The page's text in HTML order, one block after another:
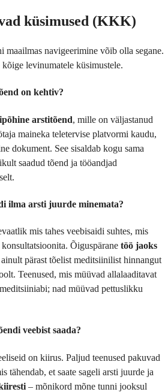
küsimused (KKK)
maailmas navigeerimine võib olla segane.
levinumatele küsimustele.
on kehtiv?
arstitõend, mille on väljastanud
maineka teletervise platvormi kaudu,
dokument. See sisaldab kogu sama
saadud tõend ja tööandjad
ilma arsti juurde minemata?
mis tahes veebisaidi suhtes, mis
Õiguspärane töö jaoks
ainult pärast tõelist meditsiinilist hinnangut
Teenused, mis müüvad allalaaditavat
nad müüvad pettuslikku
veebist saada?
on kiirus. Paljud teenused pakuvad
tähendab, et saate sageli arsti juurde ja
– mõnikord mõne tunni jooksul